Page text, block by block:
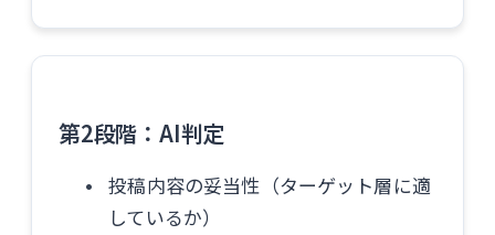
第2段階：AI判定
投稿内容の妥当性（ターゲット層に適
しているか）